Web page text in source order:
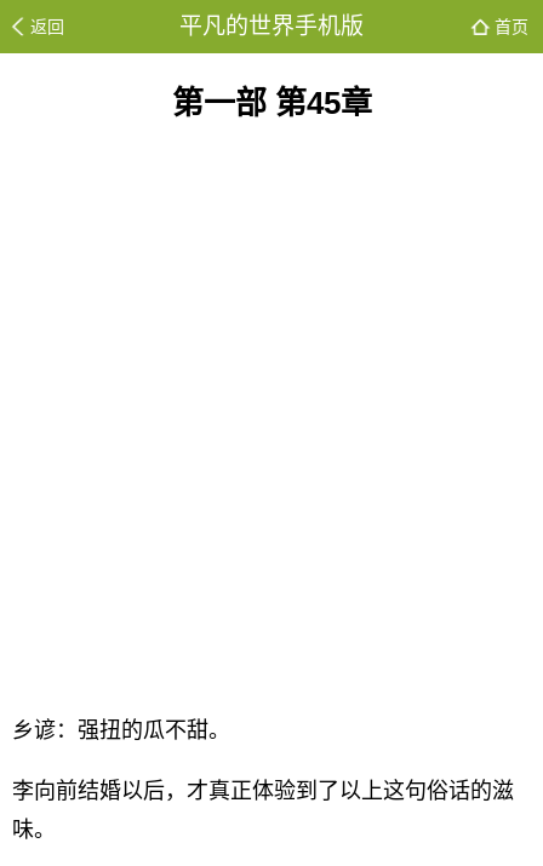
返回 平凡的世界手机版 首页
第一部 第45章
乡谚：强扭的瓜不甜。
李向前结婚以后，才真正体验到了以上这句俗话的滋
味。